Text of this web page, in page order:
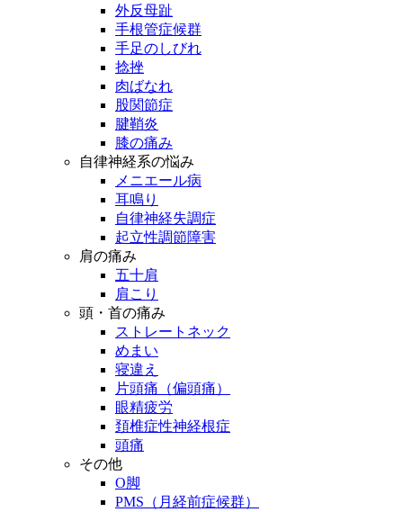
外反母趾
手根管症候群
手足のしびれ
捻挫
肉ばなれ
股関節症
腱鞘炎
膝の痛み
自律神経系の悩み
メニエール病
耳鳴り
自律神経失調症
起立性調節障害
肩の痛み
五十肩
肩こり
頭・首の痛み
ストレートネック
めまい
寝違え
片頭痛（偏頭痛）
眼精疲労
頚椎症性神経根症
頭痛
その他
O脚
PMS（月経前症候群）